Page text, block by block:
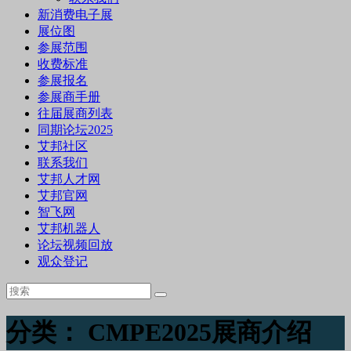
新消费电子展
展位图
参展范围
收费标准
参展报名
参展商手册
往届展商列表
同期论坛2025
艾邦社区
联系我们
艾邦人才网
艾邦官网
智飞网
艾邦机器人
论坛视频回放
观众登记
分类： CMPE2025展商介绍